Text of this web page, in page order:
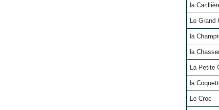
la
Le Grand
la
la
La Petite
la
Le Croc